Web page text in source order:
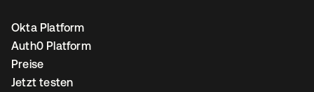
Okta Platform
Auth0 Platform
Preise
Jetzt testen